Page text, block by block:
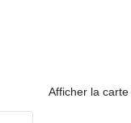
Afficher la carte